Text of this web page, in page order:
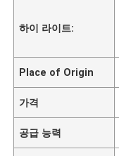
하이 라이트:
Place of Origin
가격
공급 능력